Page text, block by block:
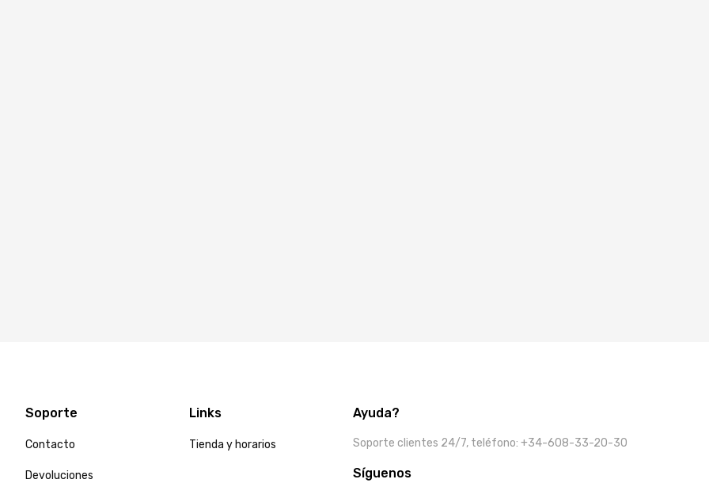
Soporte
Contacto
Devoluciones
Links
Tienda y horarios
Ayuda?
Soporte clientes 24/7, teléfono: +34-608-33-20-30
Síguenos